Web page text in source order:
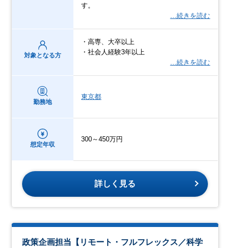
す。
…続きを読む
対象となる方
・高専、大卒以上
・社会人経験3年以上
…続きを読む
勤務地
東京都
想定年収
300～450万円
詳しく見る
政策企画担当【リモート・フルフレックス／科学